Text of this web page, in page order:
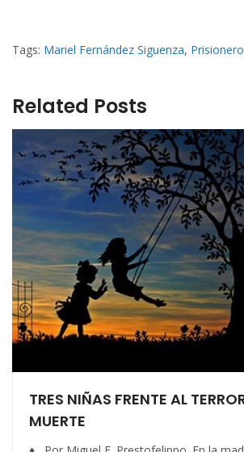
Tags: Mariel Fernández Siguenza,
Related Posts
TRES NIÑAS FRENTE AL
MUERTE